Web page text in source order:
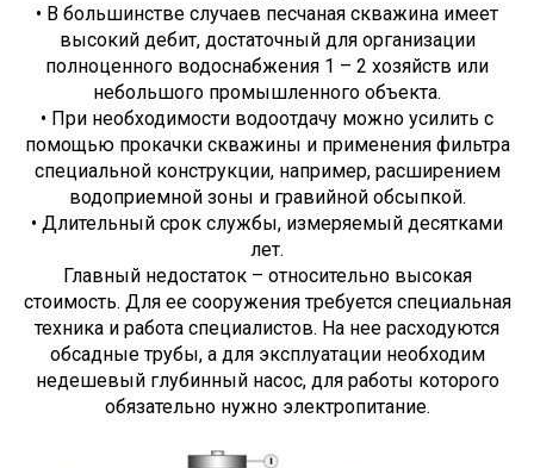
• В большинстве случаев песчаная скважина имеет
высокий дебит, достаточный для организации
полноценного водоснабжения 1 – 2 хозяйств или
небольшого промышленного объекта.
• При необходимости водоотдачу можно усилить с
помощью прокачки скважины и применения фильтра
специальной конструкции, например, расширением
водоприемной зоны и гравийной обсыпкой.
• Длительный срок службы, измеряемый десятками
лет.
Главный недостаток – относительно высокая
стоимость. Для ее сооружения требуется специальная
техника и работа специалистов. На нее расходуются
обсадные трубы, а для эксплуатации необходим
недешевый глубинный насос, для работы которого
обязательно нужно электропитание.